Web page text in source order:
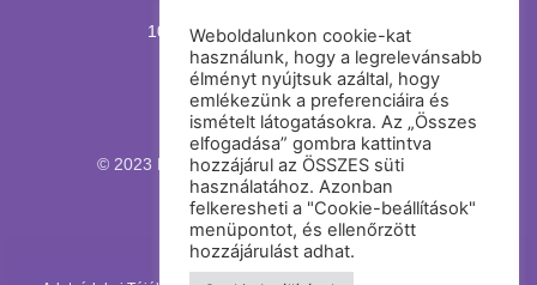
1062 Budapest,Andrássy út 98.
© 2023 Kányi Zsófia – Kínai asztrológia-theta
Weboldalunkon cookie-kat
használunk, hogy a legrelevánsabb
élményt nyújtsuk azáltal, hogy
emlékezünk a preferenciáira és
ismételt látogatásokra. Az „Összes
elfogadása” gombra kattintva
hozzájárul az ÖSSZES süti
használatához. Azonban
felkeresheti a "Cookie-beállítások"
menüpontot, és ellenőrzött
hozzájárulást adhat.